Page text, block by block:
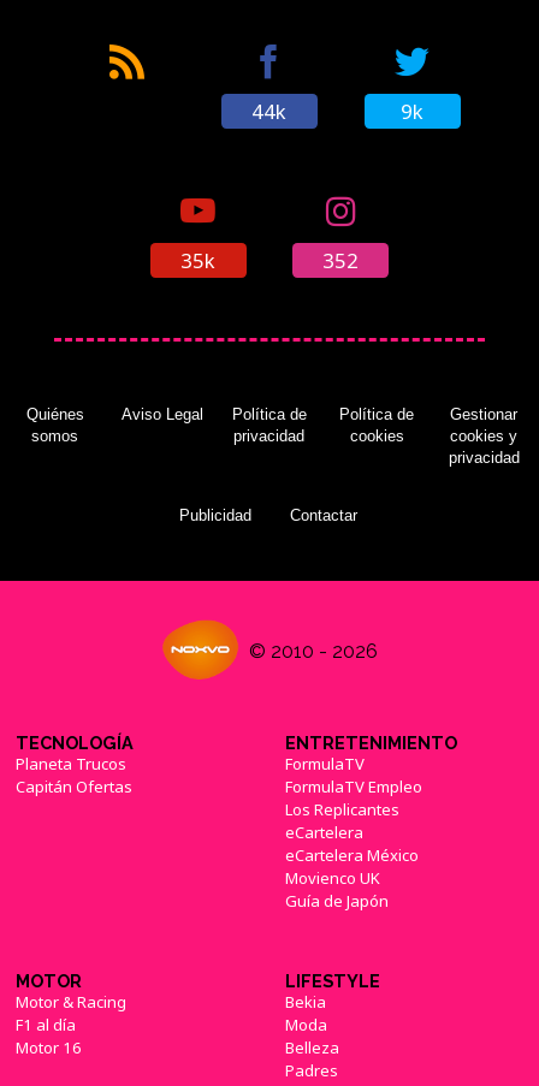
44k 9k
35k 352
Quiénes
somos
Aviso Legal
Política de
privacidad
Política de
cookies
Gestionar
cookies y
privacidad
Publicidad Contactar
© 2010 - 2026
TECNOLOGÍA
Planeta Trucos
Capitán Ofertas
ENTRETENIMIENTO
FormulaTV
FormulaTV Empleo
Los Replicantes
eCartelera
eCartelera México
Movienco UK
Guía de Japón
MOTOR
Motor & Racing
F1 al día
Motor 16
LIFESTYLE
Bekia
Moda
Belleza
Padres